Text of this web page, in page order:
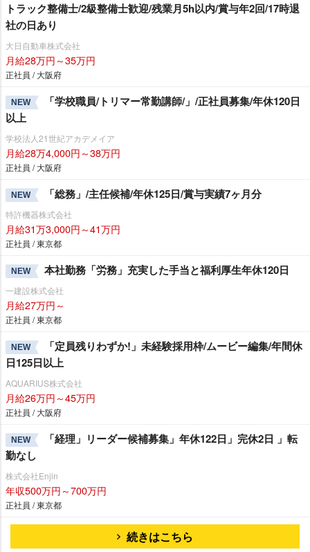
トラック整備士/2級整備士歓迎/残業月5h以内/賞与年2回/17時退
社の日あり
大日自動車株式会社
月給28万円～35万円
正社員 / 大阪府
NEW
「学校職員/トリマー常勤講師/」/正社員募集/年休120日
以上
学校法人21世紀アカデメイア
月給28万4,000円～38万円
正社員 / 大阪府
NEW 「総務」/主任候補/年休125日/賞与実績7ヶ月分
特許機器株式会社
月給31万3,000円～41万円
正社員 / 東京都
NEW 本社勤務「労務」充実した手当と福利厚生年休120日
一建設株式会社
月給27万円～
正社員 / 東京都
NEW
「定員残りわずか!」未経験採用枠/ムービー編集/年間休
日125日以上
AQUARIUS株式会社
月給26万円～45万円
正社員 / 大阪府
NEW
「経理」リーダー候補募集」年休122日」完休2日 」転
勤なし
株式会社Enjin
年収500万円～700万円
正社員 / 東京都
続きはこちら